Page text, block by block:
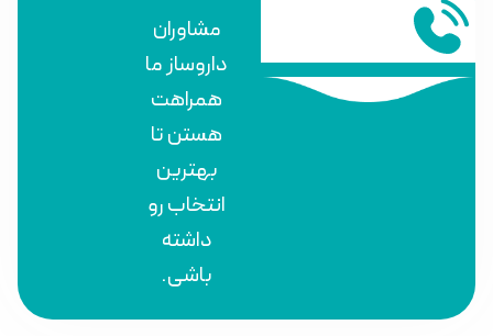
مشاوران
داروساز ما
همراهت
هستن تا
بهترین
انتخاب رو
داشته
باشی.